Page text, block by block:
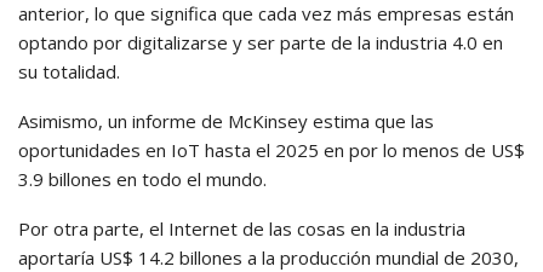
anterior, lo que significa que cada vez más empresas están
optando por digitalizarse y ser parte de la industria 4.0 en
su totalidad.
Asimismo, un informe de McKinsey estima que las
oportunidades en IoT hasta el 2025 en por lo menos de US$
3.9 billones en todo el mundo.
Por otra parte, el Internet de las cosas en la industria
aportaría US$ 14.2 billones a la producción mundial de 2030,